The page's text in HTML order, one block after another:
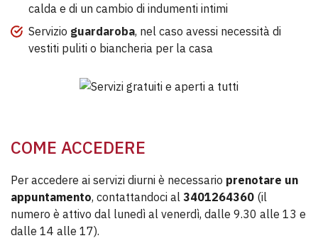
calda e di un cambio di indumenti intimi
Servizio guardaroba, nel caso avessi necessità di
vestiti puliti o biancheria per la casa
COME ACCEDERE
Per accedere ai servizi diurni è necessario prenotare un
appuntamento, contattandoci al 3401264360 (il
numero è attivo dal lunedì al venerdì, dalle 9.30 alle 13 e
dalle 14 alle 17).